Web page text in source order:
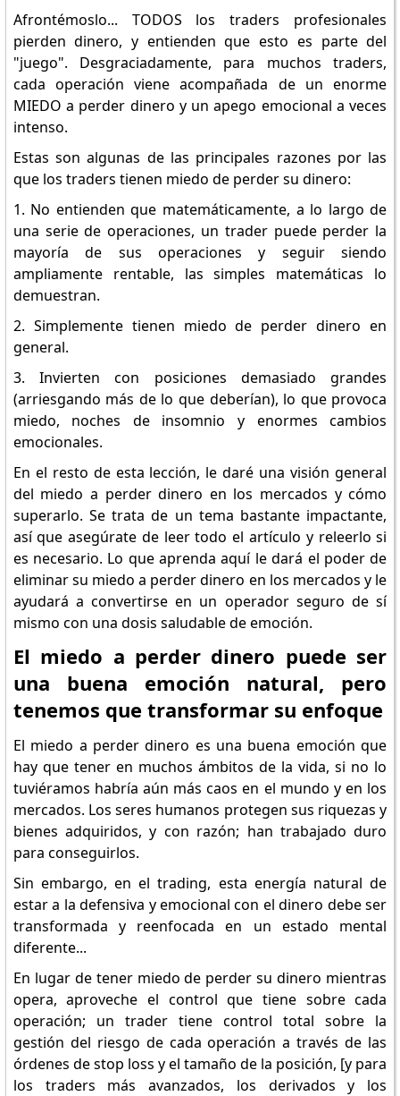
Afrontémoslo... TODOS los traders profesionales
pierden dinero, y entienden que esto es parte del
"juego". Desgraciadamente, para muchos traders,
cada operación viene acompañada de un enorme
MIEDO a perder dinero y un apego emocional a veces
intenso.
Estas son algunas de las principales razones por las
que los traders tienen miedo de perder su dinero:
1. No entienden que matemáticamente, a lo largo de
una serie de operaciones, un trader puede perder la
mayoría de sus operaciones y seguir siendo
ampliamente rentable, las simples matemáticas lo
demuestran.
2. Simplemente tienen miedo de perder dinero en
general.
3. Invierten con posiciones demasiado grandes
(arriesgando más de lo que deberían), lo que provoca
miedo, noches de insomnio y enormes cambios
emocionales.
En el resto de esta lección, le daré una visión general
del miedo a perder dinero en los mercados y cómo
superarlo. Se trata de un tema bastante impactante,
así que asegúrate de leer todo el artículo y releerlo si
es necesario. Lo que aprenda aquí le dará el poder de
eliminar su miedo a perder dinero en los mercados y le
ayudará a convertirse en un operador seguro de sí
mismo con una dosis saludable de emoción.
El miedo a perder dinero puede ser
una buena emoción natural, pero
tenemos que transformar su enfoque
El miedo a perder dinero es una buena emoción que
hay que tener en muchos ámbitos de la vida, si no lo
tuviéramos habría aún más caos en el mundo y en los
mercados. Los seres humanos protegen sus riquezas y
bienes adquiridos, y con razón; han trabajado duro
para conseguirlos.
Sin embargo, en el trading, esta energía natural de
estar a la defensiva y emocional con el dinero debe ser
transformada y reenfocada en un estado mental
diferente...
En lugar de tener miedo de perder su dinero mientras
opera, aproveche el control que tiene sobre cada
operación; un trader tiene control total sobre la
gestión del riesgo de cada operación a través de las
órdenes de stop loss y el tamaño de la posición, [y para
los traders más avanzados, los derivados y los